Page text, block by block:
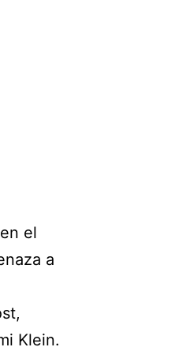
el
a
Klein.